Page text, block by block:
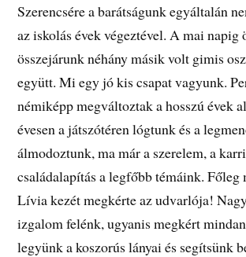
Szerencsére a barátságunk egyáltalán
az iskolás évek végeztével. A mai napig
összejárunk néhány másik volt gimis
együtt. Mi egy jó kis csapat vagyunk.
némiképp megváltoztak a hosszú évek
évesen a játszótéren lógtunk és a
álmodoztunk, ma már a szerelem, a
családalapítás a legfőbb témáink. Főleg
Lívia kezét megkérte az udvarlója!
izgalom felénk, ugyanis megkért
legyünk a koszorús lányai és segítsünk